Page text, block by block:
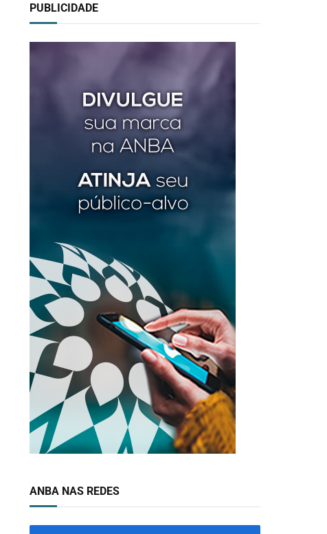
PUBLICIDADE
ANBA NAS REDES